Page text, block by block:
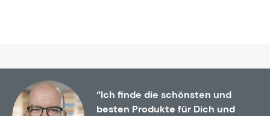
“Ich finde die schönsten und
besten Produkte für Dich und